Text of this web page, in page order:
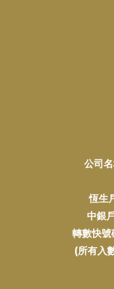
公司
恆生
中銀
轉數快
(所有入